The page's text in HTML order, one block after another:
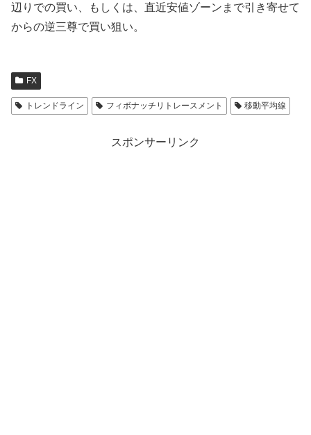
辺りでの買い、もしくは、直近安値ゾーンまで引き寄せて
からの逆三尊で買い狙い。
FX
トレンドライン フィボナッチリトレースメント 移動平均線
スポンサーリンク